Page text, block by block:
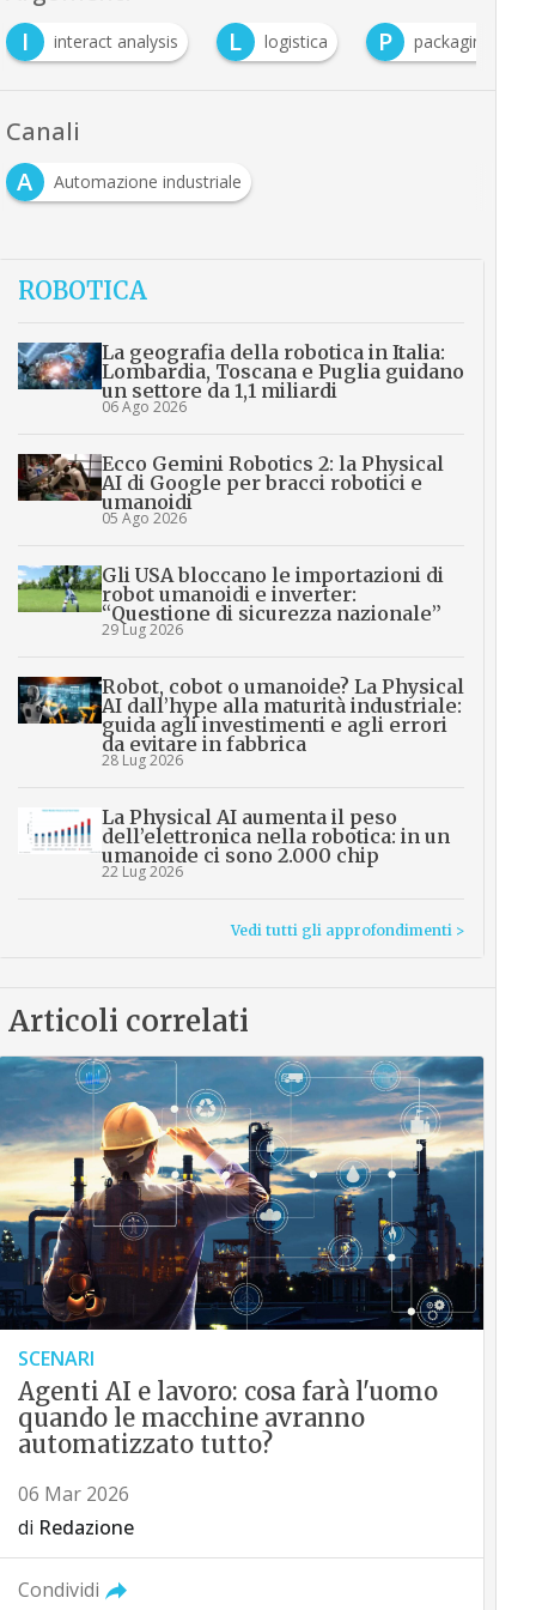
I interact analysis L logistica P packaging
Canali
A
Automazione industriale
ROBOTICA
La geografia della robotica in Italia:
Lombardia, Toscana e Puglia guidano
un settore da 1,1 miliardi
06 Ago 2026
Ecco Gemini Robotics 2: la Physical
AI di Google per bracci robotici e
umanoidi
05 Ago 2026
Gli USA bloccano le importazioni di
robot umanoidi e inverter:
“Questione di sicurezza nazionale”
29 Lug 2026
Robot, cobot o umanoide? La Physical
AI dall’hype alla maturità industriale:
guida agli investimenti e agli errori
da evitare in fabbrica
28 Lug 2026
La Physical AI aumenta il peso
dell’elettronica nella robotica: in un
umanoide ci sono 2.000 chip
22 Lug 2026
Vedi tutti gli approfondimenti >
Articoli correlati
SCENARI
Agenti AI e lavoro: cosa farà l'uomo
quando le macchine avranno
automatizzato tutto?
06 Mar 2026
di Redazione
Condividi